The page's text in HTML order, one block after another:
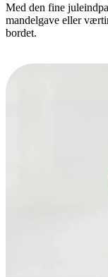
Med den fine
mandelgave eller
bordet.